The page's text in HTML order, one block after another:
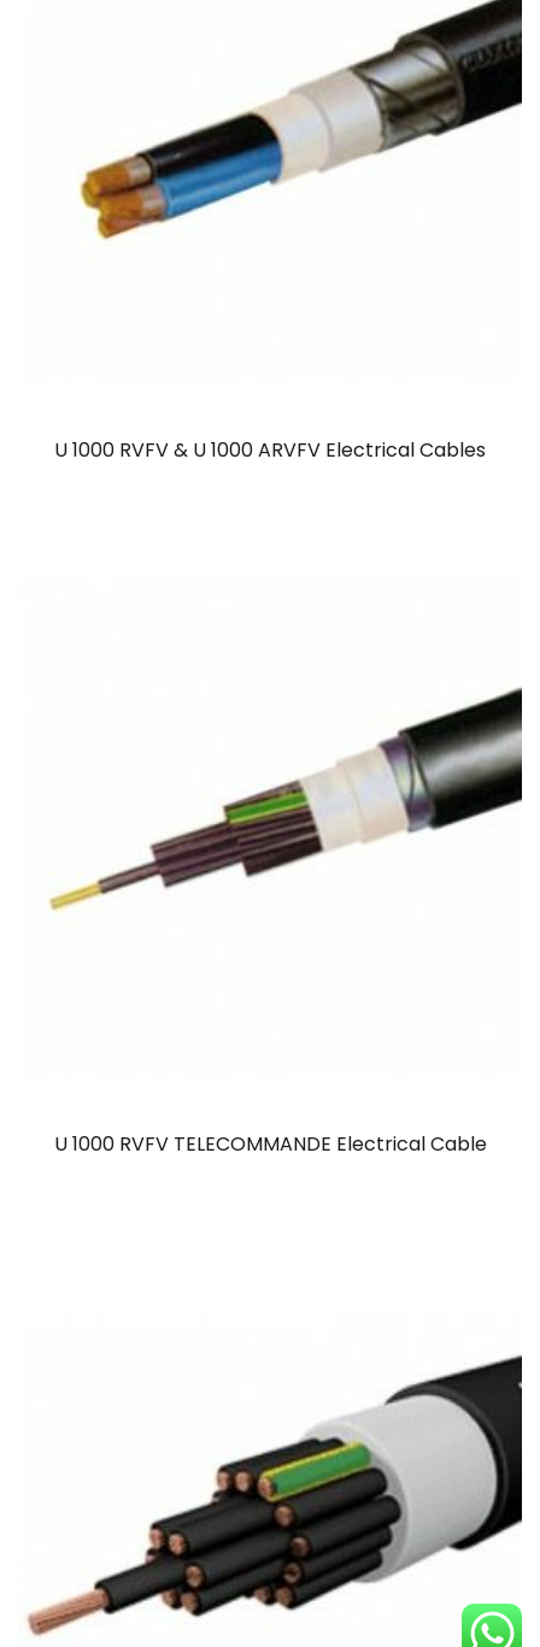
U 1000 RVFV & U 1000 ARVFV Electrical Cables
U 1000 RVFV TELECOMMANDE Electrical Cable